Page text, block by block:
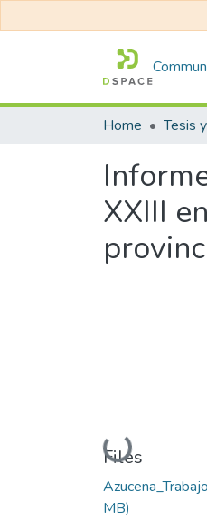
Home Tesis
XXIII
Loading...
Files
MB)